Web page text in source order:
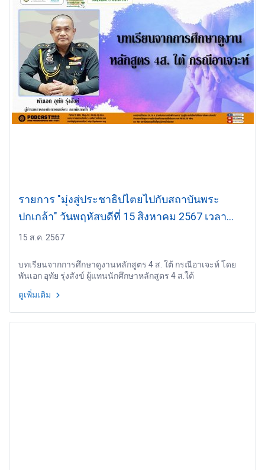
รายการ "มุ่งสู่ประชาธิปไตยไปกับสถาบันพระ
ปกเกล้า" วันพฤหัสบดีที่ 15 สิงหาคม 2567 เวลา
20.10-21.00 น.
15 ส.ค. 2567
บทเรียนจากการศึกษาดูงานหลักสูตร 4 ส. ใต้ กรณีอาเจะห์ โดย
พันเอก อุทัย รุ่งสังข์ ผู้แทนนักศึกษาหลักสูตร 4 ส.ใต้
ดูเพิ่มเติม